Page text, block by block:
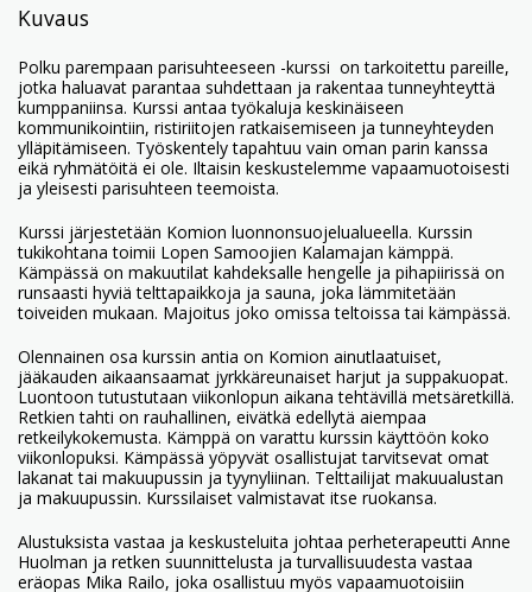
Kuvaus
Polku parempaan parisuhteeseen -kurssi on tarkoitettu pareille,
jotka haluavat parantaa suhdettaan ja rakentaa tunneyhteyttä
kumppaniinsa. Kurssi antaa työkaluja keskinäiseen
kommunikointiin, ristiriitojen ratkaisemiseen ja tunneyhteyden
ylläpitämiseen. Työskentely tapahtuu vain oman parin kanssa
eikä ryhmätöitä ei ole. Iltaisin keskustelemme vapaamuotoisesti
ja yleisesti parisuhteen teemoista.
Kurssi järjestetään Komion luonnonsuojelualueella. Kurssin
tukikohtana toimii Lopen Samoojien Kalamajan kämppä.
Kämpässä on makuutilat kahdeksalle hengelle ja pihapiirissä on
runsaasti hyviä telttapaikkoja ja sauna, joka lämmitetään
toiveiden mukaan. Majoitus joko omissa teltoissa tai kämpässä.
Olennainen osa kurssin antia on Komion ainutlaatuiset,
jääkauden aikaansaamat jyrkkäreunaiset harjut ja suppakuopat.
Luontoon tutustutaan viikonlopun aikana tehtävillä metsäretkillä.
Retkien tahti on rauhallinen, eivätkä edellytä aiempaa
retkeilykokemusta. Kämppä on varattu kurssin käyttöön koko
viikonlopuksi. Kämpässä yöpyvät osallistujat tarvitsevat omat
lakanat tai makuupussin ja tyynyliinan. Telttailijat makuualustan
ja makuupussin. Kurssilaiset valmistavat itse ruokansa.
Alustuksista vastaa ja keskusteluita johtaa perheterapeutti Anne
Huolman ja retken suunnittelusta ja turvallisuudesta vastaa
eräopas Mika Railo, joka osallistuu myös vapaamuotoisiin